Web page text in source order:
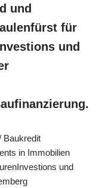
und
für
und
Baukredit
in Immobilien
und